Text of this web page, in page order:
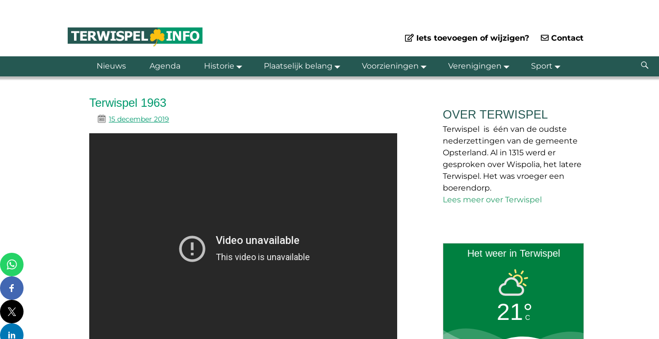
Iets toevoegen of wijzigen? Contact
Nieuws Agenda Historie Plaatselijk belang Voorzieningen Verenigingen Sport
Terwispel 1963
15 december 2019 OVER TERWISPEL
Terwispel is één van de oudste
nederzettingen van de gemeente
Opsterland. Al in 1315 werd er
gesproken over Wispolia, het latere
Terwispel. Het was vroeger een
boerendorp.
Lees meer over Terwispel
Het weer in Terwispel
21°
C